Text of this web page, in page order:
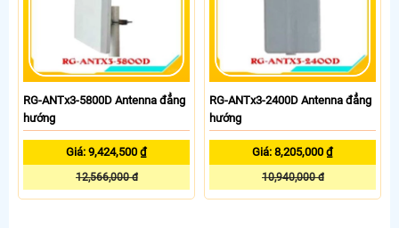
RG-ANTx3-5800D Antenna đẳng
hướng
Giá: 9,424,500 ₫
12,566,000 đ
RG-ANTx3-2400D Antenna đẳng
hướng
Giá: 8,205,000 ₫
10,940,000 đ